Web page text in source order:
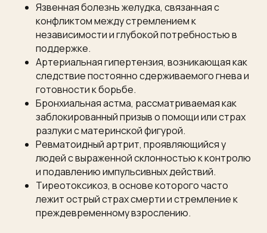
Язвенная болезнь желудка, связанная с
конфликтом между стремлением к
независимости и глубокой потребностью в
поддержке.
Артериальная гипертензия, возникающая как
следствие постоянно сдерживаемого гнева и
готовности к борьбе.
Бронхиальная астма, рассматриваемая как
заблокированный призыв о помощи или страх
разлуки с материнской фигурой.
Ревматоидный артрит, проявляющийся у
людей с выраженной склонностью к контролю
и подавлению импульсивных действий.
Тиреотоксикоз, в основе которого часто
лежит острый страх смерти и стремление к
преждевременному взрослению.